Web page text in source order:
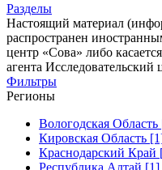
Разделы
Настоящий материал
распространен
центр «Сова» либо
агента Исследовательский
Фильтры
Регионы
Вологодская Область
Кировская Область
Краснодарский Край
Республика Алтай [1]